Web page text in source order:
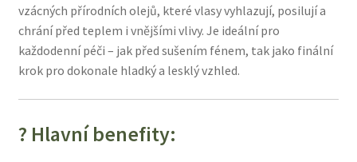
vzácných přírodních olejů, které vlasy vyhlazují, posilují a
chrání před teplem i vnějšími vlivy. Je ideální pro
každodenní péči – jak před sušením fénem, tak jako finální
krok pro dokonale hladký a lesklý vzhled.
? Hlavní benefity: